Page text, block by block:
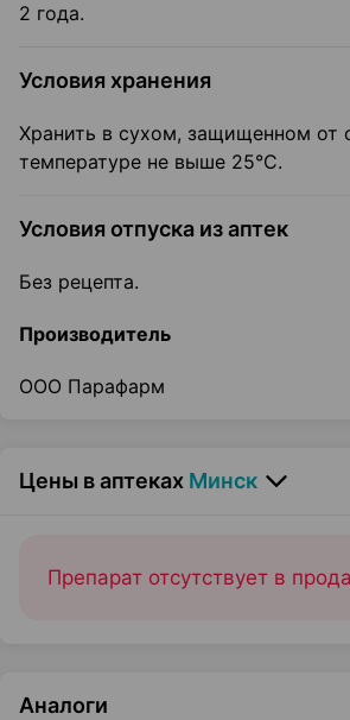
2 года.
Условия хранения
Хранить в сухом, защищенном от
температуре не выше 25°С.
Условия отпуска из аптек
Без рецепта.
Производитель
ООО Парафарм
Цены в аптеках Минск
Препарат отсутствует в
Аналоги